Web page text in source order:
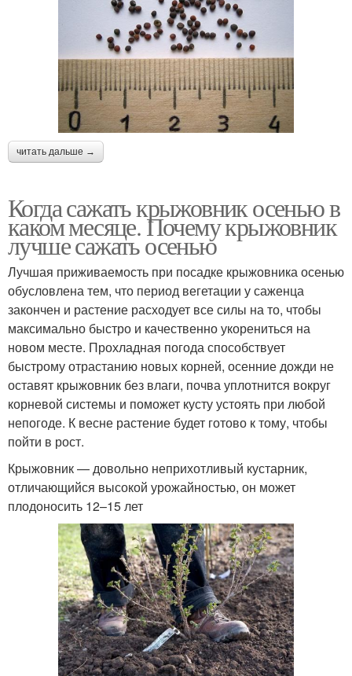
читать дальше →
Когда сажать крыжовник осенью в
каком месяце. Почему крыжовник
лучше сажать осенью
Лучшая приживаемость при посадке крыжовника осенью
обусловлена тем, что период вегетации у саженца
закончен и растение расходует все силы на то, чтобы
максимально быстро и качественно укорениться на
новом месте. Прохладная погода способствует
быстрому отрастанию новых корней, осенние дожди не
оставят крыжовник без влаги, почва уплотнится вокруг
корневой системы и поможет кусту устоять при любой
непогоде. К весне растение будет готово к тому, чтобы
пойти в рост.
Крыжовник — довольно неприхотливый кустарник,
отличающийся высокой урожайностью, он может
плодоносить 12–15 лет